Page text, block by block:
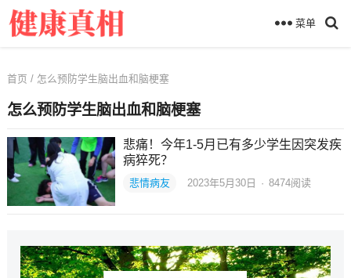
菜单
首页 / 怎么预防学生脑出血和脑梗塞
怎么预防学生脑出血和脑梗塞
悲痛！今年1-5月已有多少学生因突发疾
病猝死？
悲情病友 2023年5月30日 · 8474阅读